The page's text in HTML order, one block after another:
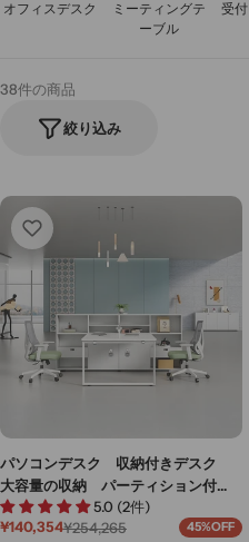
ン
オフィスデスク
ミーティングテ
ーブル
受
38件の商品
絞り込み
パソコンデスク 収納付きデスク
大容量の収納 パーティション付
き 事務机 ワークデスク コンパ
クトデスク オフィスデスク PCの
5.0 (2件)
セ
¥140,354
通
¥254,265 45%OFF